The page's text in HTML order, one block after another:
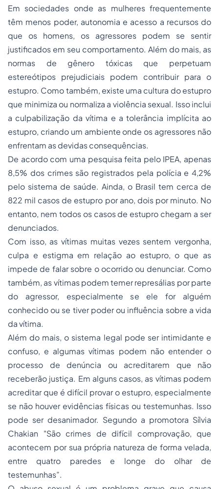
Em sociedades onde as mulheres frequentemente
têm menos poder, autonomia e acesso a recursos do
que os homens, os agressores podem se sentir
justificados em seu comportamento. Além do mais, as
normas de gênero tóxicas que perpetuam
estereótipos prejudiciais podem contribuir para o
estupro. Como também, existe uma cultura do estupro
que minimiza ou normaliza a violência sexual. Isso inclui
a culpabilização da vítima e a tolerância implícita ao
estupro, criando um ambiente onde os agressores não
enfrentam as devidas consequências.
De acordo com uma pesquisa feita pelo IPEA, apenas
8,5% dos crimes são registrados pela polícia e 4,2%
pelo sistema de saúde. Ainda, o Brasil tem cerca de
822 mil casos de estupro por ano, dois por minuto. No
entanto, nem todos os casos de estupro chegam a ser
denunciados.
Com isso, as vítimas muitas vezes sentem vergonha,
culpa e estigma em relação ao estupro, o que as
impede de falar sobre o ocorrido ou denunciar. Como
também, as vítimas podem temer represálias por parte
do agressor, especialmente se ele for alguém
conhecido ou se tiver poder ou influência sobre a vida
da vítima.
Além do mais, o sistema legal pode ser intimidante e
confuso, e algumas vítimas podem não entender o
processo de denúncia ou acreditarem que não
receberão justiça. Em alguns casos, as vítimas podem
acreditar que é difícil provar o estupro, especialmente
se não houver evidências físicas ou testemunhas. Isso
pode ser desanimador. Segundo a promotora Sílvia
Chakian "São crimes de difícil comprovação, que
acontecem por sua própria natureza de forma velada,
entre quatro paredes e longe do olhar de
testemunhas”.